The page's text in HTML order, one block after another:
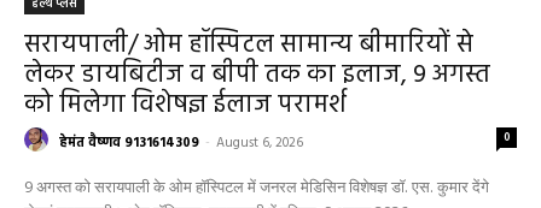
सरायपाली/ ओम हॉस्पिटल सामान्य बीमारियों से
लेकर डायबिटीज व बीपी तक का इलाज, 9 अगस्त
को मिलेगा विशेषज्ञ ईलाज परामर्श
हेमंत वैष्णव 9131614309 - August 6, 2026 0
9 अगस्त को सरायपाली के ओम हॉस्पिटल में जनरल मेडिसिन विशेषज्ञ डॉ. एस. कुमार देंगे